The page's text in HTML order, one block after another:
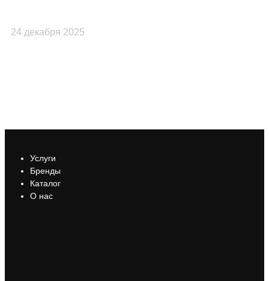
24 декабря 2025
Услуги
Бренды
Каталог
О нас